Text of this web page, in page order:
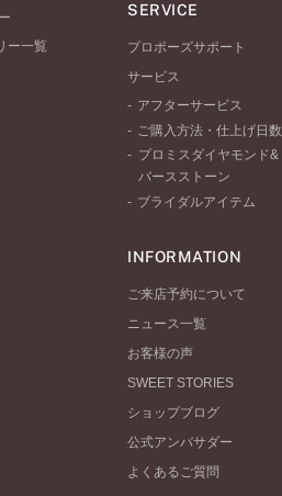
ー一覧
SERVICE
プロポーズサポート
サービス
アフターサービス
ご購入方法・仕上げ日数
プロミスダイヤモンド&
バースストーン
ブライダルアイテム
INFORMATION
ご来店予約について
ニュース一覧
お客様の声
SWEET STORIES
ショップブログ
公式アンバサダー
よくあるご質問